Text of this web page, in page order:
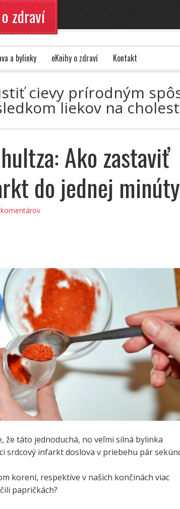
zdraví
a bylinky eKnihy o zdraví Kontakt
cievy prírodným
liekov na
Ako zastaviť
do jednej minúty
že táto jednoduchá, no veľmi silná bylinka
srdcový infarkt doslova v priebehu pár
korení, respektíve v našich končinách viac
papričkách?